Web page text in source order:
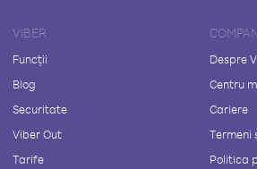
VIBER
Funcții
Blog
Securitate
Viber Out
Tarife
Despre
Centru
Cariere
Termeni
Politica